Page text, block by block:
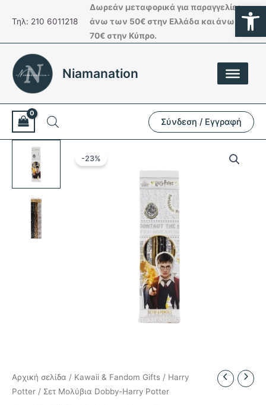
στοΤηλ: 210 6011218
Δωρεάν μεταφορικά για παραγγελίες
άνω των 50€ στην Ελλάδα και άνω των
70€ στην Κύπρο.
Niamanation
Σύνδεση / Εγγραφή
-23%
Αρχική σελίδα / Kawaii & Fandom Gifts / Harry
Potter / Σετ Μολύβια Dobby-Harry Potter